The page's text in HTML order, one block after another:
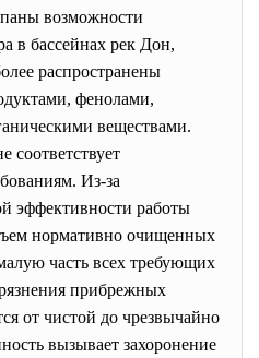
возможности
в бассейнах рек Дон,
распространены
фенолами,
веществами.
соответствует
Из-за
эффективности работы
нормативно очищенных
часть всех требующих
прибрежных
от чистой до чрезвычайно
вызывает захоронение